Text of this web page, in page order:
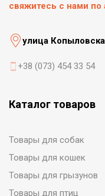
свяжитесь с нами
улица
+38 (073) 454 33 54
Каталог товаров
Товары для собак
Товары для кошек
Товары для грызунов
Товары для птиц